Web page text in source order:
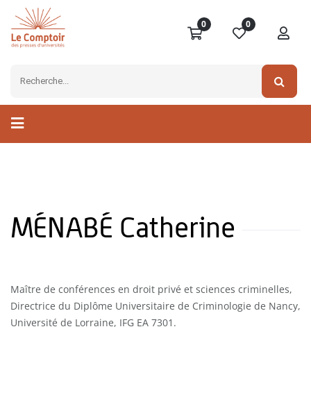
0 0
MÉNABÉ Catherine
Maître de conférences en droit privé et sciences criminelles,
Directrice du Diplôme Universitaire de Criminologie de Nancy,
Université de Lorraine, IFG EA 7301.